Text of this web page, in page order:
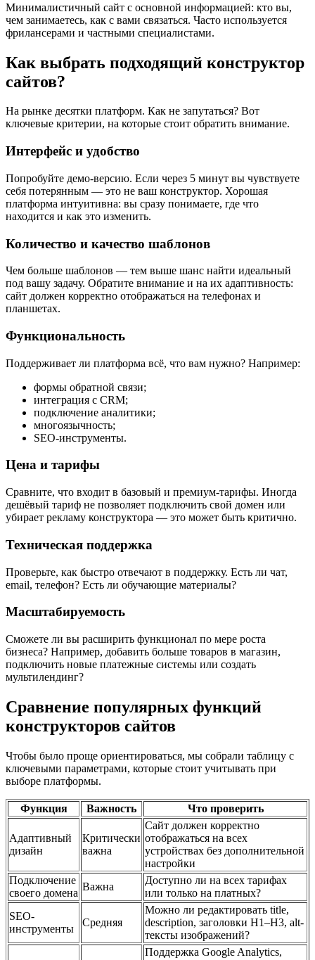
Минималистичный сайт с основной информацией: кто вы,
чем занимаетесь, как с вами связаться. Часто используется
фрилансерами и частными специалистами.
Как выбрать подходящий конструктор
сайтов?
На рынке десятки платформ. Как не запутаться? Вот
ключевые критерии, на которые стоит обратить внимание.
Интерфейс и удобство
Попробуйте демо-версию. Если через 5 минут вы чувствуете
себя потерянным — это не ваш конструктор. Хорошая
платформа интуитивна: вы сразу понимаете, где что
находится и как это изменить.
Количество и качество шаблонов
Чем больше шаблонов — тем выше шанс найти идеальный
под вашу задачу. Обратите внимание и на их адаптивность:
сайт должен корректно отображаться на телефонах и
планшетах.
Функциональность
Поддерживает ли платформа всё, что вам нужно? Например:
формы обратной связи;
интеграция с CRM;
подключение аналитики;
многоязычность;
SEO-инструменты.
Цена и тарифы
Сравните, что входит в базовый и премиум-тарифы. Иногда
дешёвый тариф не позволяет подключить свой домен или
убирает рекламу конструктора — это может быть критично.
Техническая поддержка
Проверьте, как быстро отвечают в поддержку. Есть ли чат,
email, телефон? Есть ли обучающие материалы?
Масштабируемость
Сможете ли вы расширить функционал по мере роста
бизнеса? Например, добавить больше товаров в магазин,
подключить новые платежные системы или создать
мультилендинг?
Сравнение популярных функций
конструкторов сайтов
Чтобы было проще ориентироваться, мы собрали таблицу с
ключевыми параметрами, которые стоит учитывать при
выборе платформы.
Функция Важность Что проверить
Адаптивный
дизайн
Критически
важна
Сайт должен корректно
отображаться на всех
устройствах без дополнительной
настройки
Подключение
своего домена
Важна
Доступно ли на всех тарифах
или только на платных?
SEO-
инструменты
Средняя
Можно ли редактировать title,
description, заголовки H1–H3, alt-
тексты изображений?
Поддержка Google Analytics,